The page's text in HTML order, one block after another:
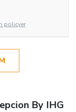
policyer
By IHG